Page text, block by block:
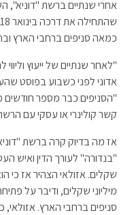
אחרי שנתיים ברשת "דוניא",
כמאה סניפים ברחבי הארץ
"לאחר שנתיים של ייעוץ
אדוני לפני כשבוע בפוסט
"הסניפים כבר מספר חודשים
קשר קולינרי או עסקי עם
שקלים. אזולאי הצהיר אז כי
מיליוני שקלים, ודיבר על
סניפים ברחבי הארץ.